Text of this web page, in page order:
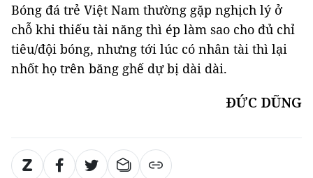
Bóng đá trẻ Việt Nam thường gặp nghịch lý ở
chỗ khi thiếu tài năng thì ép làm sao cho đủ chỉ
tiêu/đội bóng, nhưng tới lúc có nhân tài thì lại
nhốt họ trên băng ghế dự bị dài dài.
ĐỨC DŨNG